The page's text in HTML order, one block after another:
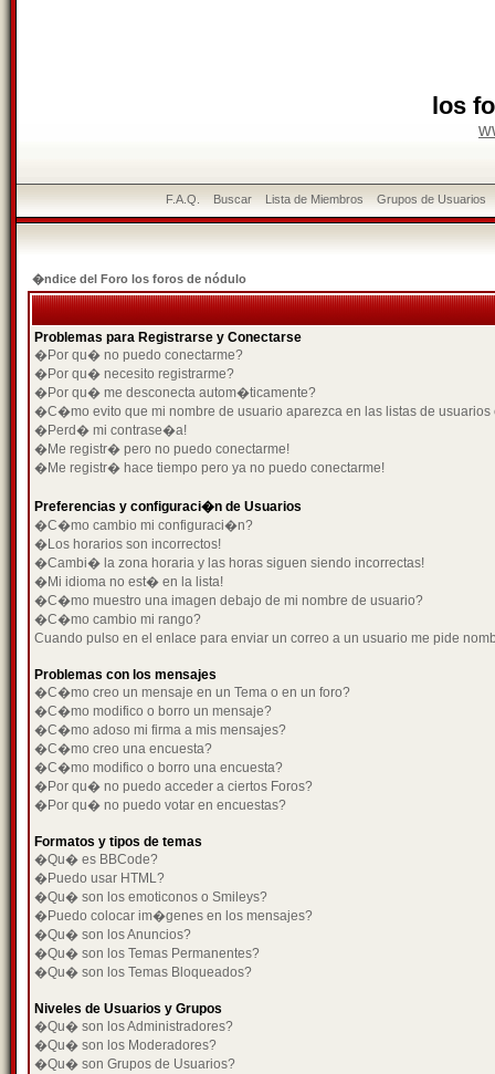
los
F.A.Q. Buscar Lista de Miembros Grupos de Usuarios
�ndice del Foro los foros de nódulo
Problemas para Registrarse y Conectarse
�Por qu� no puedo conectarme?
�Por qu� necesito registrarme?
�Por qu� me desconecta autom�ticamente?
�C�mo evito que mi nombre de usuario aparezca en las listas de usuarios
�Perd� mi contrase�a!
�Me registr� pero no puedo conectarme!
�Me registr� hace tiempo pero ya no puedo conectarme!
Preferencias y configuraci�n de Usuarios
�C�mo cambio mi configuraci�n?
�Los horarios son incorrectos!
�Cambi� la zona horaria y las horas siguen siendo incorrectas!
�Mi idioma no est� en la lista!
�C�mo muestro una imagen debajo de mi nombre de usuario?
�C�mo cambio mi rango?
Cuando pulso en el enlace para enviar un correo a un usuario me pide
Problemas con los mensajes
�C�mo creo un mensaje en un Tema o en un foro?
�C�mo modifico o borro un mensaje?
�C�mo adoso mi firma a mis mensajes?
�C�mo creo una encuesta?
�C�mo modifico o borro una encuesta?
�Por qu� no puedo acceder a ciertos Foros?
�Por qu� no puedo votar en encuestas?
Formatos y tipos de temas
�Qu� es BBCode?
�Puedo usar HTML?
�Qu� son los emoticonos o Smileys?
�Puedo colocar im�genes en los mensajes?
�Qu� son los Anuncios?
�Qu� son los Temas Permanentes?
�Qu� son los Temas Bloqueados?
Niveles de Usuarios y Grupos
�Qu� son los Administradores?
�Qu� son los Moderadores?
�Qu� son Grupos de Usuarios?